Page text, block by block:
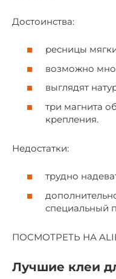
Достоинства:
ресницы
возможно
выглядят
три магнита
крепления.
Недостатки:
трудно
специальный
ПОСМОТРЕТЬ НА
Лучшие клеи